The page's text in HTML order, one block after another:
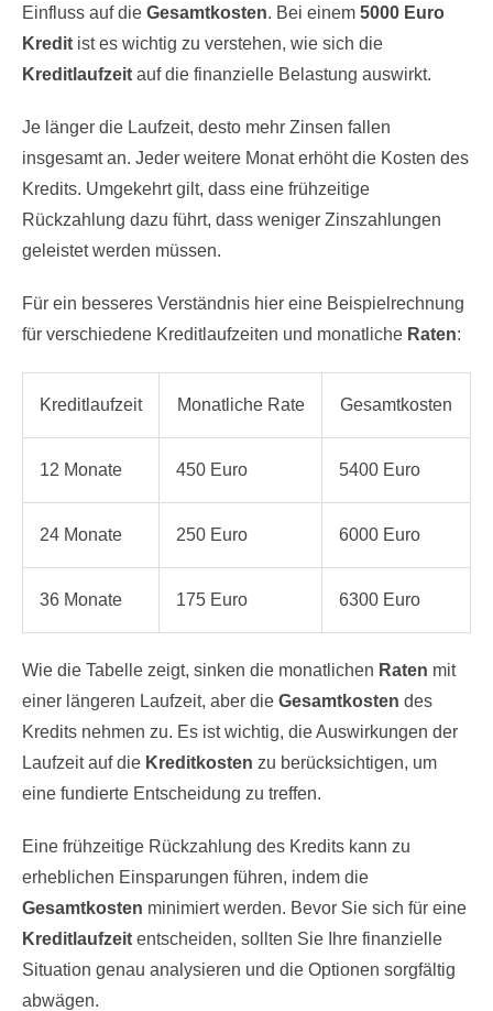
Einfluss auf die Gesamtkosten. Bei einem 5000 Euro
Kredit ist es wichtig zu verstehen, wie sich die
Kreditlaufzeit auf die finanzielle Belastung auswirkt.
Je länger die Laufzeit, desto mehr Zinsen fallen
insgesamt an. Jeder weitere Monat erhöht die Kosten des
Kredits. Umgekehrt gilt, dass eine frühzeitige
Rückzahlung dazu führt, dass weniger Zinszahlungen
geleistet werden müssen.
Für ein besseres Verständnis hier eine Beispielrechnung
für verschiedene Kreditlaufzeiten und monatliche Raten:
Kreditlaufzeit Monatliche Rate Gesamtkosten
12 Monate 450 Euro 5400 Euro
24 Monate 250 Euro 6000 Euro
36 Monate 175 Euro 6300 Euro
Wie die Tabelle zeigt, sinken die monatlichen Raten mit
einer längeren Laufzeit, aber die Gesamtkosten des
Kredits nehmen zu. Es ist wichtig, die Auswirkungen der
Laufzeit auf die Kreditkosten zu berücksichtigen, um
eine fundierte Entscheidung zu treffen.
Eine frühzeitige Rückzahlung des Kredits kann zu
erheblichen Einsparungen führen, indem die
Gesamtkosten minimiert werden. Bevor Sie sich für eine
Kreditlaufzeit entscheiden, sollten Sie Ihre finanzielle
Situation genau analysieren und die Optionen sorgfältig
abwägen.